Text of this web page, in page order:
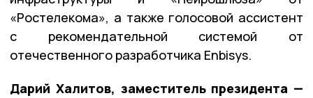
«Ростелекома», а также голосовой ассистент
с рекомендательной системой от
отечественного разработчика Enbisys.
Дарий Халитов, заместитель президента —